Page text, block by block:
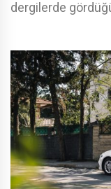
dergilerde